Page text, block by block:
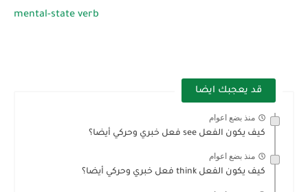
mental-state verb
قد يعجبك ايضا
منذ بضع اعوام
كيف يكون الفعل see فعل خبري وحركي أيضا؟
منذ بضع اعوام
كيف يكون الفعل think فعل خبري وحركي أيضا؟